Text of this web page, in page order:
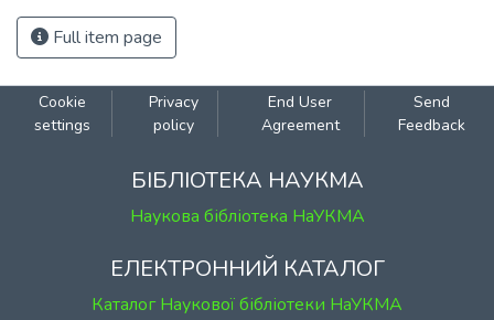
Full item page
Cookie
settings
Privacy
policy
End User
Agreement
Send
Feedback
БІБЛІОТЕКА НАУКМА
Наукова бібліотека НаУКМА
ЕЛЕКТРОННИЙ КАТАЛОГ
Каталог Наукової бібліотеки НаУКМА